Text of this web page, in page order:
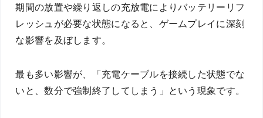
期間の放置や繰り返しの充放電によりバッテリーリフ
レッシュが必要な状態になると、ゲームプレイに深刻
な影響を及ぼします。
最も多い影響が、「充電ケーブルを接続した状態でな
いと、数分で強制終了してしまう」という現象です。